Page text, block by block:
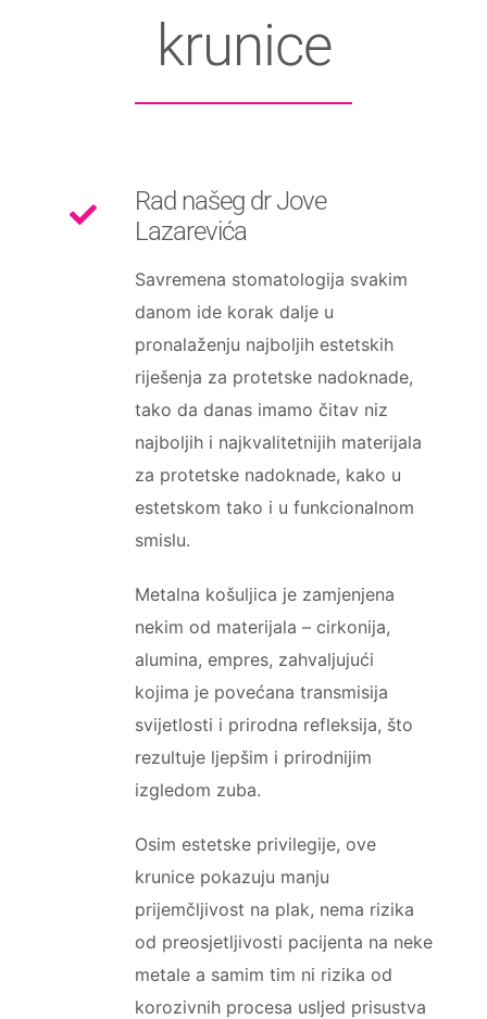
krunice
Rad našeg dr Jove
Lazarevića
Savremena stomatologija svakim
danom ide korak dalje u
pronalaženju najboljih estetskih
riješenja za protetske nadoknade,
tako da danas imamo čitav niz
najboljih i najkvalitetnijih materijala
za protetske nadoknade, kako u
estetskom tako i u funkcionalnom
smislu.
Metalna košuljica je zamjenjena
nekim od materijala – cirkonija,
alumina, empres, zahvaljujući
kojima je povećana transmisija
svijetlosti i prirodna refleksija, što
rezultuje ljepšim i prirodnijim
izgledom zuba.
Osim estetske privilegije, ove
krunice pokazuju manju
prijemčljivost na plak, nema rizika
od preosjetljivosti pacijenta na neke
metale a samim tim ni rizika od
korozivnih procesa usljed prisustva